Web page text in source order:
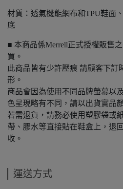
材質：透氣機能網布和TPU鞋面
底
■ 本商品係Merrell正式授權販售
買。
此商品皆有少許壓痕 請顧客下訂
形。
商品會因為使用不同品牌螢幕以
色呈現略有不同，請以出貨實品
若需退貨，請務必使用塑膠袋或
帶、膠水等直接貼在鞋盒上，退
收。
運送方式